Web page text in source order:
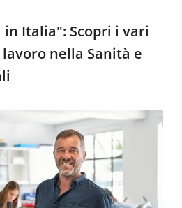
in Italia": Scopri i vari
nella Sanità e